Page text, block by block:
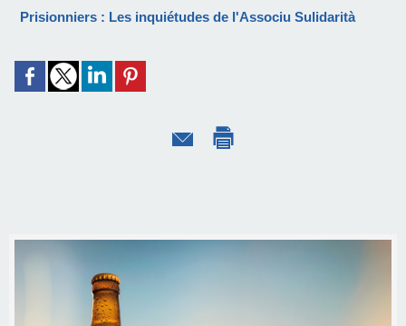
Prisionniers : Les inquiétudes de l'Associu Sulidarità